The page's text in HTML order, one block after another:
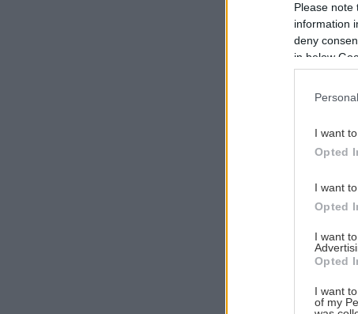
Please note
information
deny
in below
I want
Opted
I want
Opted
I want
Opted
I want
of my